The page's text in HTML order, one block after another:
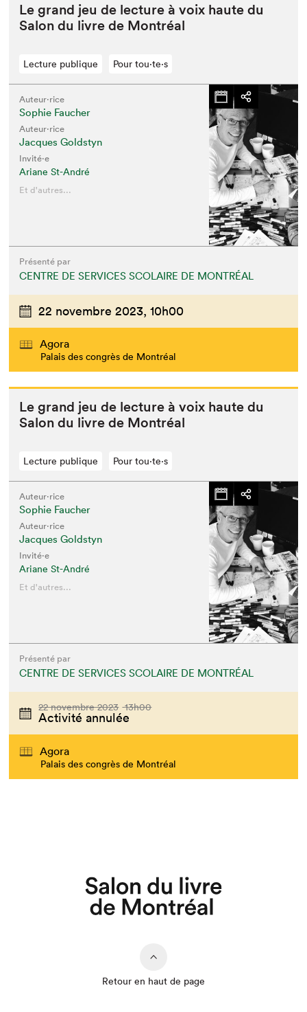
Le grand jeu de lec­ture à voix haute du
Salon du livre de Montréal
Lecture publique Pour tou⋅te⋅s
Auteur·rice
Sophie Faucher
Auteur·rice
Jacques Goldstyn
Invité⋅e
Ariane St-André
Et d'autres...
Présenté par
CENTRE DE SERVICES SCOLAIRE DE MONTRÉAL
22 novembre 2023, 10h00
Agora
Palais des congrès de Montréal
Le grand jeu de lec­ture à voix haute du
Salon du livre de Montréal
Lecture publique Pour tou⋅te⋅s
Auteur·rice
Sophie Faucher
Auteur·rice
Jacques Goldstyn
Invité⋅e
Ariane St-André
Et d'autres...
Présenté par
CENTRE DE SERVICES SCOLAIRE DE MONTRÉAL
22 novembre 2023 13h00
Activité annulée
Agora
Palais des congrès de Montréal
Retour en haut de page